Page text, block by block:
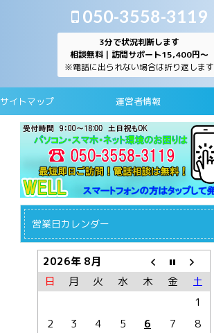
050-3558-3119
3分で状況判断します
相談無料｜訪問サポート15,400円～
※電話に出られない場合は折り返します
サイトマップ 運営者情報
営業日カレンダー
2026年 8月
日
月 火 水 木 金
土
1
2
3 4 5 6 7
8